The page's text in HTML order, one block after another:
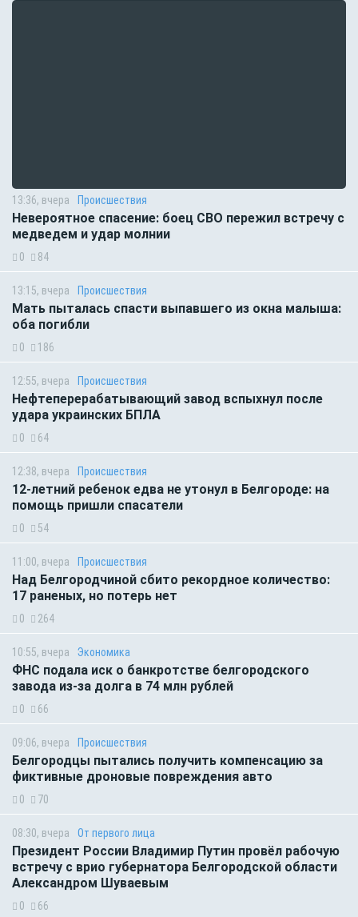
13:36, вчера Происшествия
Невероятное спасение: боец СВО пережил встречу с
медведем и удар молнии
0 84
13:15, вчера Происшествия
Мать пыталась спасти выпавшего из окна малыша:
оба погибли
0 186
12:55, вчера Происшествия
Нефтеперерабатывающий завод вспыхнул после
удара украинских БПЛА
0 64
12:38, вчера Происшествия
12-летний ребенок едва не утонул в Белгороде: на
помощь пришли спасатели
0 54
11:00, вчера Происшествия
Над Белгородчиной сбито рекордное количество:
17 раненых, но потерь нет
0 264
10:55, вчера Экономика
ФНС подала иск о банкротстве белгородского
завода из-за долга в 74 млн рублей
0 66
09:06, вчера Происшествия
Белгородцы пытались получить компенсацию за
фиктивные дроновые повреждения авто
0 70
08:30, вчера От первого лица
Президент России Владимир Путин провёл рабочую
встречу с врио губернатора Белгородской области
Александром Шуваевым
0 66